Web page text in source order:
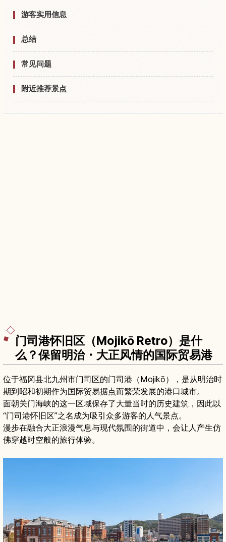
游客实用信息
总结
常见问题
附近推荐景点
门司港怀旧区（Mojikō Retro）是什
么？保留明治・大正风情的国际贸易港
位于福冈县北九州市门司区的门司港（Mojikō），是从明治时
期到昭和初期作为国际贸易据点而繁荣发展的港口城市。
面朝关门海峡的这一区域保存了大量当时的历史建筑，因此以
“门司港怀旧区”之名成为吸引众多游客的人气景点。
漫步在融合大正浪漫气息与现代氛围的街道中，会让人产生仿
佛穿越时空般的旅行体验。